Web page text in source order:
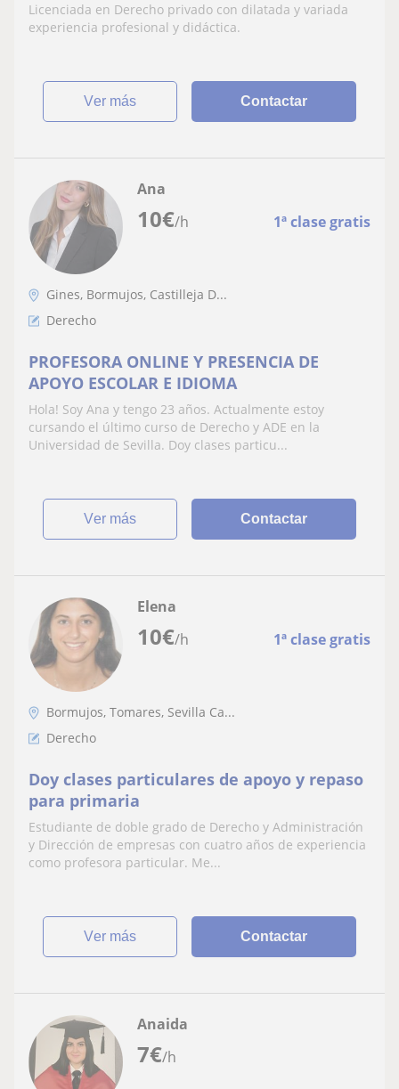
Licenciada en Derecho privado con dilatada y variada
experiencia profesional y didáctica.
ver más Contactar
10€/h 1ª clase gratis
Ana
Gines, Bormujos, Castilleja D...
Derecho
PROFESORA ONLINE Y PRESENCIA DE
APOYO ESCOLAR E IDIOMA
Hola! Soy Ana y tengo 23 años. Actualmente estoy
cursando el último curso de Derecho y ADE en la
Universidad de Sevilla. Doy clases particu...
ver más Contactar
10€/h 1ª clase gratis
Elena
Bormujos, Tomares, Sevilla Ca...
Derecho
Doy clases particulares de apoyo y repaso
para primaria
Estudiante de doble grado de Derecho y Administración
y Dirección de empresas con cuatro años de experiencia
como profesora particular. Me...
ver más Contactar
7€/h
Anaida